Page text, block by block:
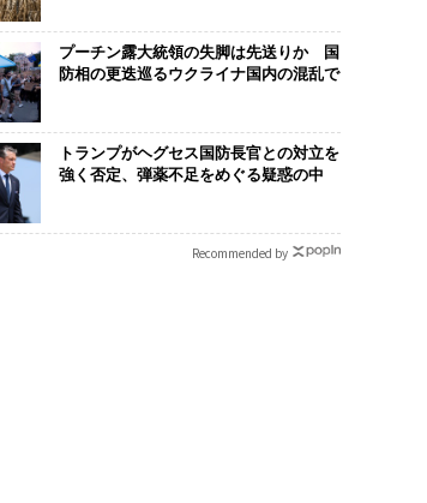
プーチン露大統領の失脚は先送りか 国
防相の更迭巡るウクライナ国内の混乱で
トランプがヘグセス国防長官との対立を
強く否定、弾薬不足をめぐる疑惑の中
Recommended by